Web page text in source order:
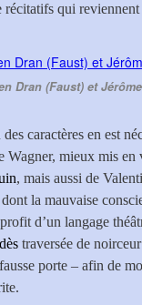
récitatifs qui
Dran (Faust) et
caractères en est
Wagner, mieux mis
, mais aussi de
la mauvaise
d’un langage
traversée de
porte – afin de